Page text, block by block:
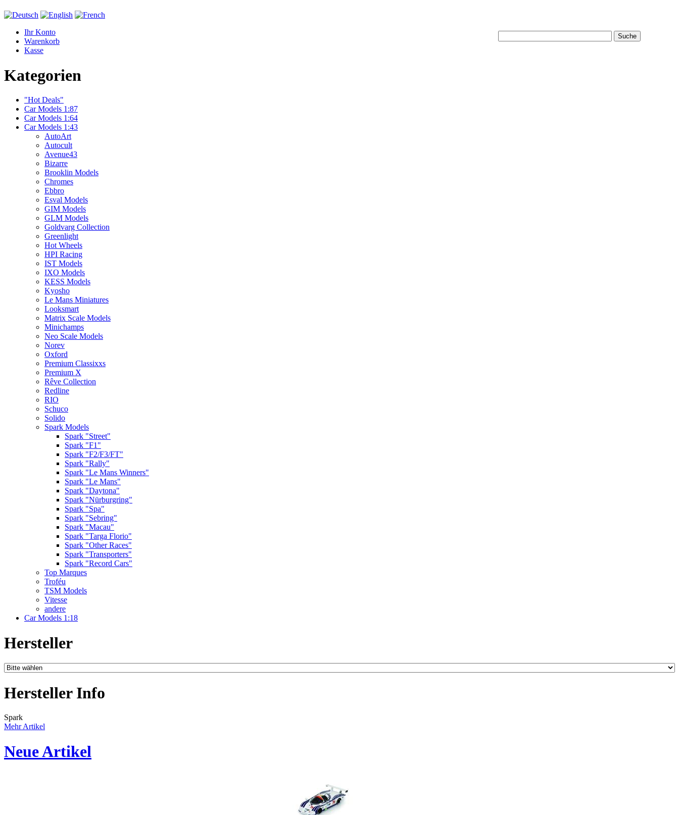
Ihr Konto
Warenkorb
Kasse
Kategorien
"Hot Deals"
Car Models 1:87
Car Models 1:64
Car Models 1:43
AutoArt
Autocult
Avenue43
Bizarre
Brooklin Models
Chromes
Ebbro
Esval Models
GIM Models
GLM Models
Goldvarg Collection
Greenlight
Hot Wheels
HPI Racing
IST Models
IXO Models
KESS Models
Kyosho
Le Mans Miniatures
Looksmart
Matrix Scale Models
Minichamps
Neo Scale Models
Norev
Oxford
Premium Classixxs
Premium X
Rêve Collection
Redline
RIO
Schuco
Solido
Spark Models
Spark "Street"
Spark "F1"
Spark "F2/F3/FT"
Spark "Rally"
Spark "Le Mans Winners"
Spark "Le Mans"
Spark "Daytona"
Spark "Nürburgring"
Spark "Spa"
Spark "Sebring"
Spark "Macau"
Spark "Targa Florio"
Spark "Other Races"
Spark "Transporters"
Spark "Record Cars"
Top Marques
Troféu
TSM Models
Vitesse
andere
Car Models 1:18
Hersteller
Hersteller Info
Spark
Mehr Artikel
Neue Artikel